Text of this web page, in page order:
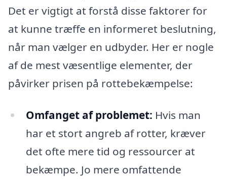
Det er vigtigt at forstå disse faktorer for
at kunne træffe en informeret beslutning,
når man vælger en udbyder. Her er nogle
af de mest væsentlige elementer, der
påvirker prisen på rottebekæmpelse:
Omfanget af problemet: Hvis man
har et stort angreb af rotter, kræver
det ofte mere tid og ressourcer at
bekæmpe. Jo mere omfattende